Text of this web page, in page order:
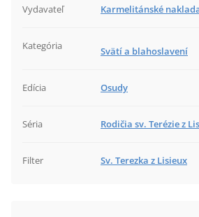
Vydavateľ Karmelitánské
Kategória Svätí a blahoslavení
Edícia Osudy
Séria Rodičia sv. Terézie z
Filter Sv. Terezka z Lisieux